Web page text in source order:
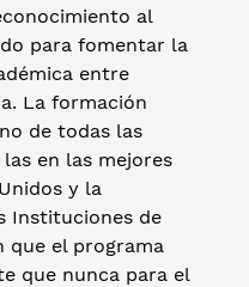
al
para fomentar la
entre
La formación
de todas las
en las mejores
y la
Instituciones de
que el programa
que nunca para el